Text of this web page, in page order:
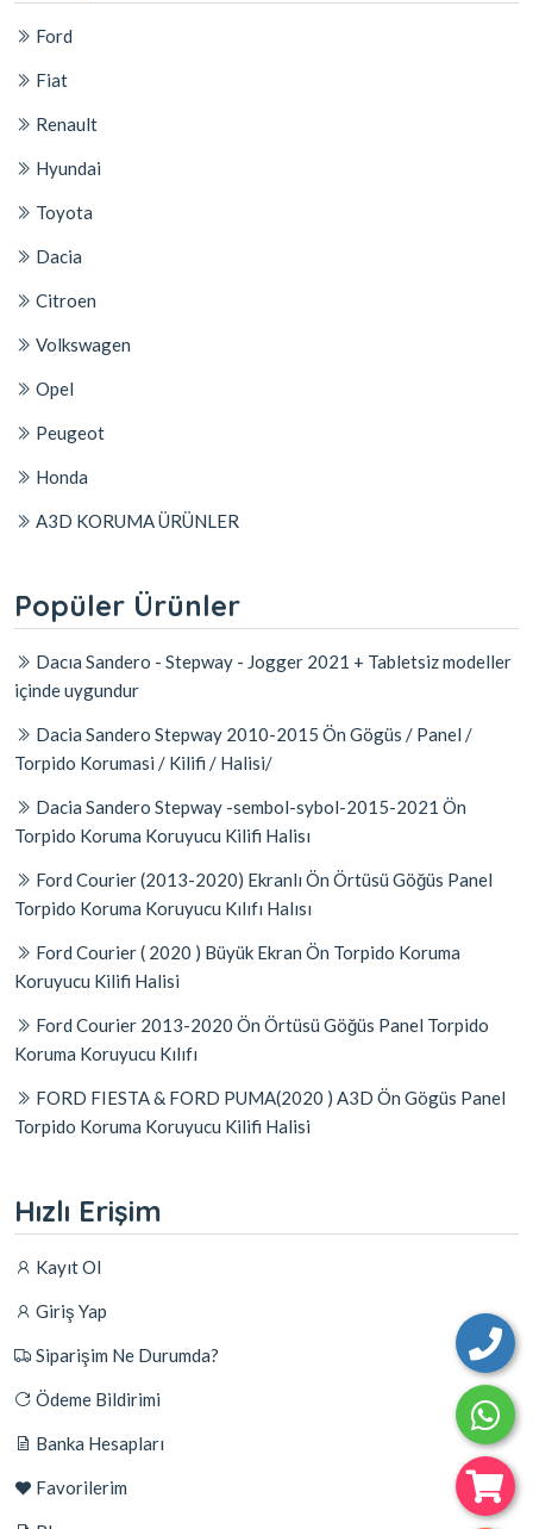
Ford
Fiat
Renault
Hyundai
Toyota
Dacia
Citroen
Volkswagen
Opel
Peugeot
Honda
A3D KORUMA ÜRÜNLER
Popüler Ürünler
Dacıa Sandero - Stepway - Jogger 2021 + Tabletsiz modeller
içinde uygundur
Dacia Sandero Stepway 2010-2015 Ön Gögüs / Panel /
Torpido Korumasi / Kilifi / Halisi/
Dacia Sandero Stepway -sembol-sybol-2015-2021 Ön
Torpido Koruma Koruyucu Kilifi Halisı
Ford Courier (2013-2020) Ekranlı Ön Örtüsü Göğüs Panel
Torpido Koruma Koruyucu Kılıfı Halısı
Ford Courier ( 2020 ) Büyük Ekran Ön Torpido Koruma
Koruyucu Kilifi Halisi
Ford Courier 2013-2020 Ön Örtüsü Göğüs Panel Torpido
Koruma Koruyucu Kılıfı
FORD FIESTA & FORD PUMA(2020 ) A3D Ön Gögüs Panel
Torpido Koruma Koruyucu Kilifi Halisi
Hızlı Erişim
Kayıt Ol
Giriş Yap
Siparişim Ne Durumda?
Ödeme Bildirimi
Banka Hesapları
Favorilerim